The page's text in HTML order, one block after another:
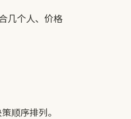
几个人、价格
顺序排列。